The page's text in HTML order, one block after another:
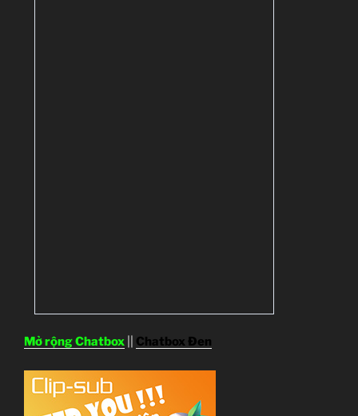
Mở rộng Chatbox Chatbox Đen